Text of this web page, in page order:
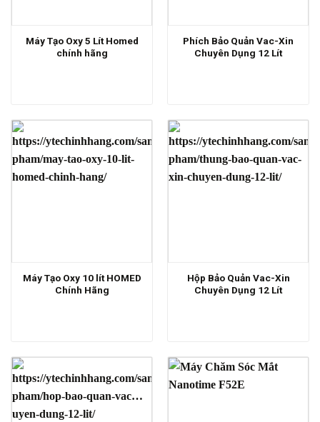
Máy Tạo Oxy 5 Lít Homed
chính hãng
Phích Bảo Quản Vac-Xin
Chuyên Dụng 12 Lít
Máy Tạo Oxy 10 lít HOMED
Chính Hãng
Hộp Bảo Quản Vac-Xin
Chuyên Dụng 12 Lít